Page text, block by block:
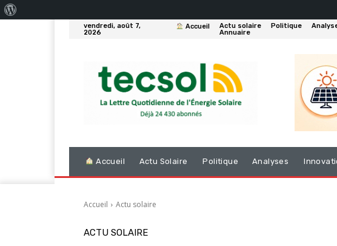
vendredi, août 7,
2026
Accueil Actu solaire Politique
Annuaire
Accueil Actu Solaire Politique Analyses
Accueil Actu solaire
ACTU SOLAIRE